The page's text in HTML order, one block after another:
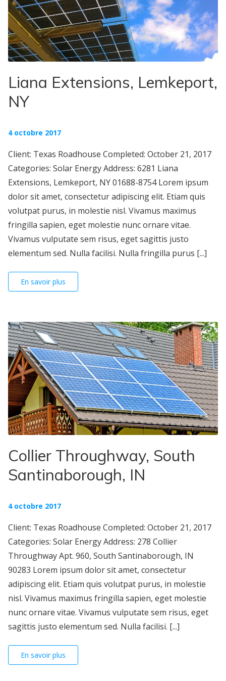
Liana Extensions, Lemkeport,
NY
4 octobre 2017
Client: Texas Roadhouse Completed: October 21, 2017
Categories: Solar Energy Address: 6281 Liana
Extensions, Lemkeport, NY 01688-8754 Lorem ipsum
dolor sit amet, consectetur adipiscing elit. Etiam quis
volutpat purus, in molestie nisl. Vivamus maximus
fringilla sapien, eget molestie nunc ornare vitae.
Vivamus vulputate sem risus, eget sagittis justo
elementum sed. Nulla facilisi. Nulla fringilla purus [...]
En savoir plus
Collier Throughway, South
Santinaborough, IN
4 octobre 2017
Client: Texas Roadhouse Completed: October 21, 2017
Categories: Solar Energy Address: 278 Collier
Throughway Apt. 960, South Santinaborough, IN
90283 Lorem ipsum dolor sit amet, consectetur
adipiscing elit. Etiam quis volutpat purus, in molestie
nisl. Vivamus maximus fringilla sapien, eget molestie
nunc ornare vitae. Vivamus vulputate sem risus, eget
sagittis justo elementum sed. Nulla facilisi. [...]
En savoir plus